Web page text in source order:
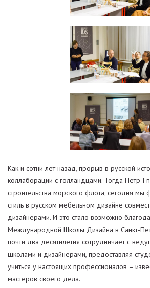
Как и сотни лет назад, прорыв в русской
коллаборации с голландцами. Тогда Петр I
строительства морского флота, сегодня
стиль в русском мебельном дизайне
дизайнерами. И это стало возможно
Международной Школы Дизайна в Санкт-
почти два десятилетия сотрудничает с
школами и дизайнерами, предоставляя
учиться у настоящих профессионалов –
мастеров своего дела.